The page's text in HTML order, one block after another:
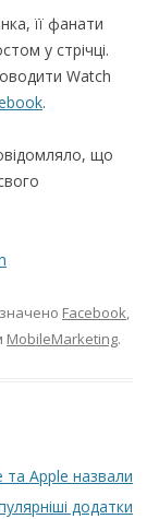
її фанати
у стрічці.
Watch
.
що
Facebook,
MobileMarketing.
та Apple назвали
додатки